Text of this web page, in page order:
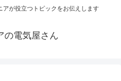
アが役立つトピックをお伝えします
の電気屋さん